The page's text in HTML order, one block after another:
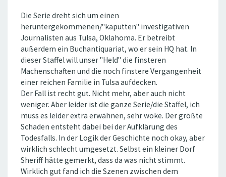
Die Serie dreht sich um einen
heruntergekommenen/''kaputten'' investigativen
Journalisten aus Tulsa, Oklahoma. Er betreibt
außerdem ein Buchantiquariat, wo er sein HQ hat. In
dieser Staffel will unser ''Held'' die finsteren
Machenschaften und die noch finstere Vergangenheit
einer reichen Familie in Tulsa aufdecken.
Der Fall ist recht gut. Nicht mehr, aber auch nicht
weniger. Aber leider ist die ganze Serie/die Staffel, ich
muss es leider extra erwähnen, sehr woke. Der größte
Schaden entsteht dabei bei der Aufklärung des
Todesfalls. In der Logik der Geschichte noch okay, aber
wirklich schlecht umgesetzt. Selbst ein kleiner Dorf
Sheriff hätte gemerkt, dass da was nicht stimmt.
Wirklich gut fand ich die Szenen zwischen dem